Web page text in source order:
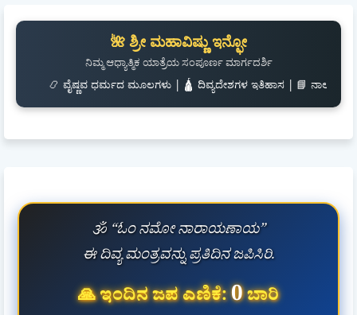
🌺 ಶ್ರೀ ಮಹಾವಿಷ್ಣು ಇನ್ಫೋ
ನಿಮ್ಮ ಆಧ್ಯಾತ್ಮಿಕ ಯಾತ್ರೆಯ ಸಂಪೂರ್ಣ ಮಾರ್ಗದರ್ಶಿ
ಧರ್ಮದ ಮೂಲಗಳು | 🛕 ದಿವ್ಯದೇಶಗಳ ಇತಿಹಾಸ | 📘 ನಾಲಾಯಿರ ದಿವ್ಯಪ್ರಬಂಧ | 🎧
🕉️ “ಓಂ ನಮೋ ನಾರಾಯಣಾಯ”
ಈ ದಿವ್ಯ ಮಂತ್ರವನ್ನು ಪ್ರತಿದಿನ ಜಪಿಸಿರಿ.
🙏 ಇಂದಿನ ಜಪ ಎಣಿಕೆ:0ಬಾರಿ